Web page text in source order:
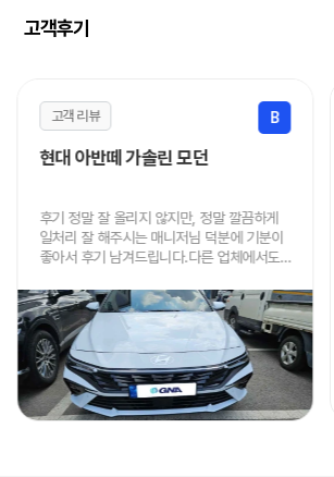
고객후기
B
고객 리뷰
현대 아반떼 가솔린 모던
후기 정말 잘 올리지 않지만, 정말 깔끔하게
일처리 잘 해주시는 매니저님 덕분에 기분이
좋아서 후기 남겨드립니다.다른 업체에서도
빠르고 저렴하게 해주셔서 정말 감사드립니
다.주변에 렌트 원하시는 분 있으면 적극적으
로 추천드리겠습니다.정말 감사했어요!!! 차
잘 타고 다니겠습니다!~